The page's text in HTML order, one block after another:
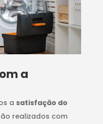
a
a satisfação do
realizados com